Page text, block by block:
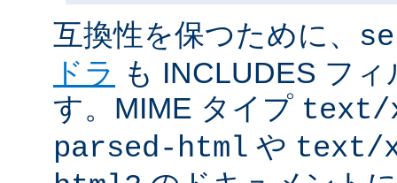
互換性を保つために、
ドラ も INCLUDES フ
す。MIME タイプ text/
parsed-html や text/